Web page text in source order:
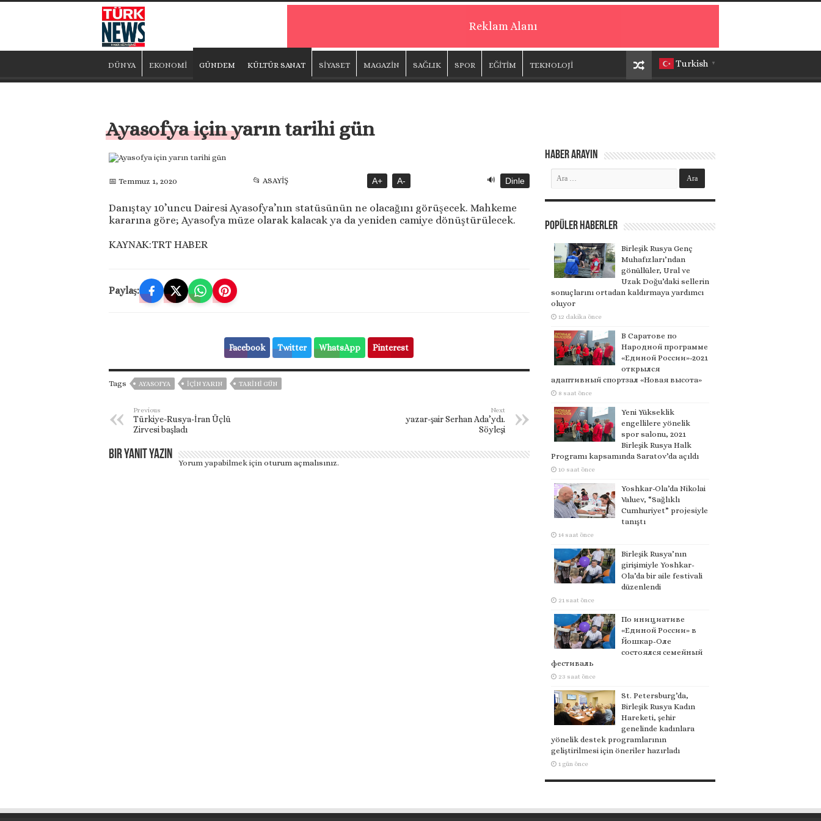
Reklam Alanı
Turkish ▼
DÜNYA EKONOMİ GÜNDEM KÜLTÜR SANAT SİYASET MAGAZİN SAĞLIK SPOR EĞİTİM TEKNOLOJİ
Ayasofya için yarın tarihi gün
📅 Temmuz 1, 2020 📂 ASAYİŞ A+ A- 🔊 Dinle
Danıştay 10’uncu Dairesi Ayasofya’nın statüsünün ne olacağını görüşecek. Mahkeme
kararına göre; Ayasofya müze olarak kalacak ya da yeniden camiye dönüştürülecek.
KAYNAK:TRT HABER
Paylaş:
Facebook Twitter WhatsApp Pinterest
Tags AYASOFYA IÇIN YARIN TARIHI GÜN
Previous
Türkiye-Rusya-İran Üçlü
Zirvesi başladı
Next
yazar-şair Serhan Ada’ydı.
Söyleşi
Bir yanıt yazın
Yorum yapabilmek için oturum açmalısınız.
Haber Arayın
Popüler Haberler
Birleşik Rusya Genç
Muhafızları’ndan
gönüllüler, Ural ve
Uzak Doğu’daki sellerin
sonuçlarını ortadan kaldırmaya yardımcı
oluyor
12 dakika önce
В Саратове по
Народной программе
«Единой России»-2021
открылся
адаптивный спортзал «Новая высота»
8 saat önce
Yeni Yükseklik
engellilere yönelik
spor salonu, 2021
Birleşik Rusya Halk
Programı kapsamında Saratov’da açıldı
10 saat önce
Yoshkar-Ola’da Nikolai
Valuev, “Sağlıklı
Cumhuriyet” projesiyle
tanıştı
14 saat önce
Birleşik Rusya’nın
girişimiyle Yoshkar-
Ola’da bir aile festivali
düzenlendi
21 saat önce
По инициативе
«Единой России» в
Йошкар-Оле
состоялся семейный
фестиваль
23 saat önce
St. Petersburg’da,
Birleşik Rusya Kadın
Hareketi, şehir
genelinde kadınlara
yönelik destek programlarının
geliştirilmesi için öneriler hazırladı
1 gün önce